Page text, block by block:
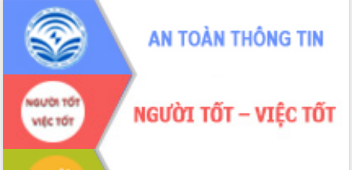
Phát động chiến dịch 30 ngày đêm
giải phóng mặt bằng Tuyến đường bộ
ven biển
Đắk Lắk nỗ lực thúc đẩy tăng trưởng
kinh tế từ 10% trở lên trong Quý
II/2026
Đắk Lắk ký kết thỏa thuận hợp tác về
chuyển đổi số giai đoạn 2026 – 2030
với Tập đoàn Bưu chính Viễn thông
Việt Nam